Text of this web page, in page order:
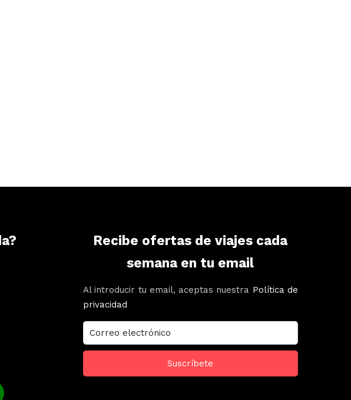
Recibe ofertas de viajes cada
semana en tu email
Al introducir tu email, aceptas nuestra Política de
privacidad